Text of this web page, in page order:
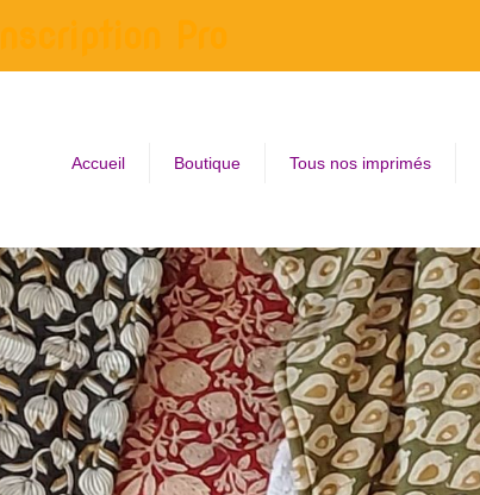
Inscription Pro
Accueil Boutique Tous nos imprimés